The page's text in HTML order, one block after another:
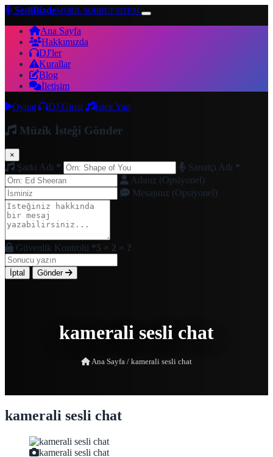
SesliBizdeMOBİL SOHBET SİTESİ
Ana Sayfa
Hakkımızda
DJ'ler
Kurallar
Blog
İletişim
Oynat
DJ Girişi İstek Yap
Müzik İsteği Gönder
×
Şarkı Adı * Sanatçı Adı *
Adınız (Opsiyonel)
Mesajınız (Opsiyonel)
Güvenlik Kontrolü *5 × 2 = ?
İptal Gönder
kamerali sesli chat
Ana Sayfa / kamerali sesli chat
kamerali sesli chat
kamerali sesli chat